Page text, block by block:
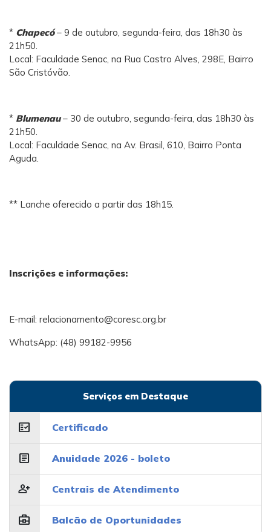
* Chapecó– 9 de outubro, segunda-feira, das 18h30 às
21h50.
Local: Faculdade Senac, na Rua Castro Alves, 298E, Bairro
São Cristóvão.
* Blumenau– 30 de outubro, segunda-feira, das 18h30 às
21h50.
Local: Faculdade Senac, na Av. Brasil, 610, Bairro Ponta
Aguda.
** Lanche oferecido a partir das 18h15.
Inscrições e informações:
E-mail: relacionamento@coresc.org.br
WhatsApp: (48) 99182-9956
Serviços em Destaque
fact_check Certificado
article Anuidade 2026 - boleto
person_add Centrais de Atendimento
business_center Balcão de Oportunidades